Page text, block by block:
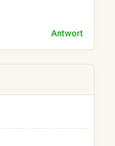
Antwort